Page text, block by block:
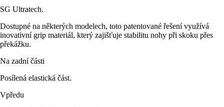
SG Ultratech.
Dostupné na některých modelech, toto patentované řešení využívá
inovativní grip materiál, který zajišťuje stabilitu nohy při skoku přes
překážku.
Na zadní části
Posílená elastická část.
Vpředu